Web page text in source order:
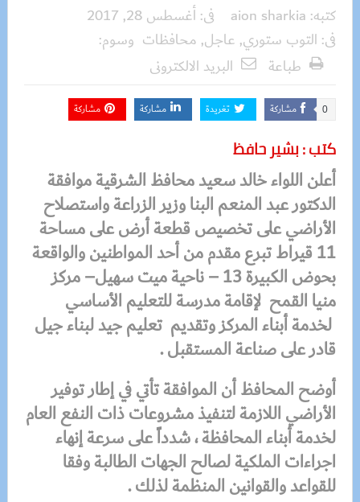
كتبه: aion sharkia فى:أغسطس 28, 2017
فى: التوب ستوري, عاجل, محافظات وسوم:
طباعة
البريد الالكترونى
مشاركة 0 تغريدة مشاركة مشاركة
كتب : بشير حافظ
أعلن اللواء خالد سعيد محافظ الشرقيةموافقة
الدكتور عبد المنعم البنا وزير الزراعة واستصلاح
الأراضي على تخصيص قطعة أرض على مساحة
11 قيراط تبرع مقدم من أحد المواطنين والواقعة
بحوض الكبيرة 13 – ناحية ميت سهيل– مركز
منيا القمح لإقامة مدرسة للتعليم الأساسي
لخدمة أبناء المركز وتقديم تعليم جيد لبناء جيل
قادر على صناعة المستقبل .
أوضح المحافظ أنالموافقة تأتي في إطار توفير
الأراضي اللازمة لتنفيذ مشروعات ذات النفع العام
لخدمة أبناء المحافظة ،شدداًعلىسرعة إنهاء
اجراءات الملكية لصالح الجهات الطالبة وفقا
للقواعد والقوانين المنظمة لذلك .